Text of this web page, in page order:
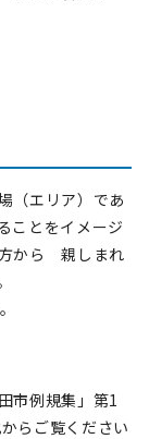
（エリア）であ
ことをイメージ
から 親しまれ
市例規集」第1
らご覧ください